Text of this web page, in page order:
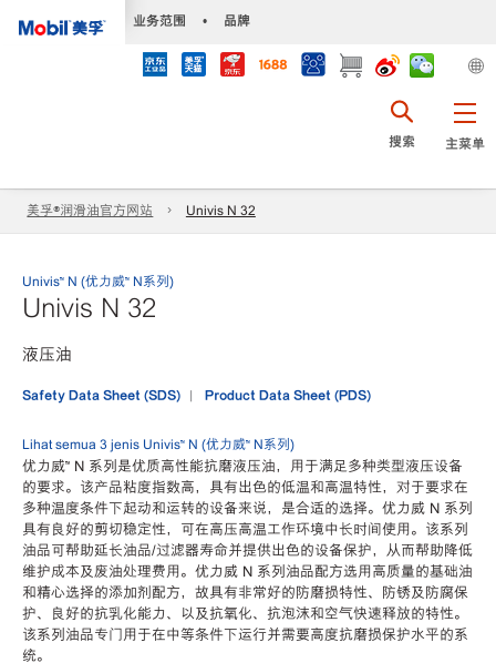
业务范围 • 品牌
主菜单
搜索
美孚®润滑油官方网站 Univis N 32
Univis™ N (优力威™ N系列)
Univis N 32
液压油
Safety Data Sheet (SDS) Product Data Sheet (PDS)
Lihat semua 3 jenis Univis™ N (优力威™ N系列)
优力威™ N 系列是优质高性能抗磨液压油，用于满足多种类型液压设备
的要求。该产品粘度指数高，具有出色的低温和高温特性，对于要求在
多种温度条件下起动和运转的设备来说，是合适的选择。优力威 N 系列
具有良好的剪切稳定性，可在高压高温工作环境中长时间使用。该系列
油品可帮助延长油品/过滤器寿命并提供出色的设备保护，从而帮助降低
维护成本及废油处理费用。优力威 N 系列油品配方选用高质量的基础油
和精心选择的添加剂配方，故具有非常好的防磨损特性、防锈及防腐保
护、良好的抗乳化能力、以及抗氧化、抗泡沫和空气快速释放的特性。
该系列油品专门用于在中等条件下运行并需要高度抗磨损保护水平的系
统。